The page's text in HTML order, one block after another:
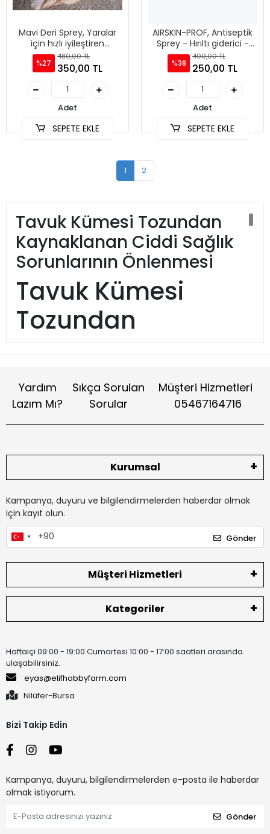
Mavi Deri Sprey, Yaralar
için hızlı iyileştiren
Antiseptik - 200ml
%27
480,00 TL
350,00 TL
Adet
SEPETE EKLE
AIRSKIN-PROF, Antiseptik
Sprey - Hırıltı giderici -
Gözde sulanma,
kapanma, şişme,
boğazda _100ml
%38
400,00 TL
250,00 TL
Adet
SEPETE EKLE
1 2
Tavuk Kümesi Tozundan
Kaynaklanan Ciddi Sağlık
Sorunlarının Önlenmesi
Tavuk Kümesi
Tozundan
Kaynaklanan Ciddi
Sağlık Sorunlarının
Önlenmesi
sağlığınıza nasıl zarar
verebilir.
Kümes tozu olarak da
bilinen tavuk kümesi tozu,
tavuğunuzun barınma
alanında doğal olarak
bulunan yatak malzemesi,
tavuk pisliği, kuş yemi ve
diğer bileşenlerin bir
kuşkusuz zor olsa da,
dikkatli olmazsanız tavuk
kümesi tozunun sağlık
açısından önemli sonuçları
olabilir.
Kümes tozu, ticari
kümeslerde çalışanlar için
en sorunlu olanıdır ve arka
Yardım
Lazım Mı?
Sıkça Sorulan
Sorular
Müşteri Hizmetleri
05467164716
Kurumsal
Kampanya, duyuru ve bilgilendirmelerden haberdar olmak
için kayıt olun.
Gönder
Müşteri Hizmetleri
Kategoriler
Haftaiçi 09:00 - 19:00 Cumartesi 10:00 - 17:00 saatleri arasında
ulaşabilirsiniz.
eyas@elifhobbyfarm.com
Nilüfer-Bursa
Bizi Takip Edin
Kampanya, duyuru, bilgilendirmelerden e-posta ile haberdar
olmak istiyorum.
Gönder